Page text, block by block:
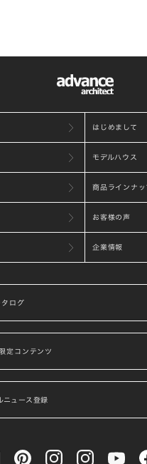
はじめまして
モデルハウス
商品ラインナッ
お客様の声
企業情報
ログ
定コンテンツ
ニュース登録